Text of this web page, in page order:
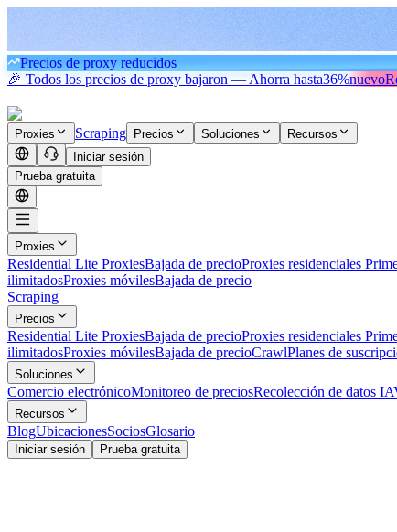
Precios de proxy reducidos
🎉 Todos los precios de proxy bajaron — Ahorra hasta36%nuevo
Proxies Scraping Precios Soluciones
Recursos
Iniciar sesión
Prueba gratuita
Proxies
Residential Lite ProxiesBajada de precioProxies residenciales
ilimitadosProxies móvilesBajada de precio
Scraping
Precios
Residential Lite ProxiesBajada de precioProxies residenciales
ilimitadosProxies móvilesBajada de precioCrawlPlanes de
Soluciones
Comercio electrónicoMonitoreo de preciosRecolección de datos IA
Recursos
BlogUbicacionesSociosGlosario
Iniciar sesión Prueba gratuita